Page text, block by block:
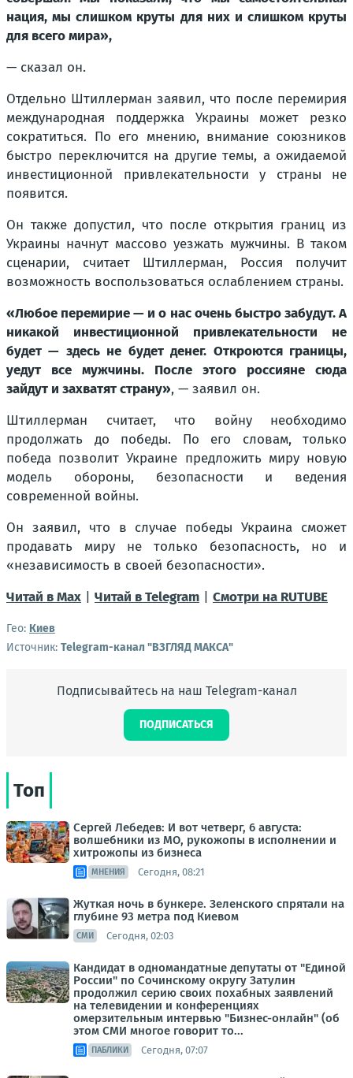
нация, мы слишком круты для них и слишком круты
для всего мира»,
— сказал он.
Отдельно Штиллерман заявил, что после перемирия
международная поддержка Украины может резко
сократиться. По его мнению, внимание союзников
быстро переключится на другие темы, а ожидаемой
инвестиционной привлекательности у страны не
появится.
Он также допустил, что после открытия границ из
Украины начнут массово уезжать мужчины. В таком
сценарии, считает Штиллерман, Россия получит
возможность воспользоваться ослаблением страны.
«Любое перемирие — и о нас очень быстро забудут. А
никакой инвестиционной привлекательности не
будет — здесь не будет денег. Откроются границы,
уедут все мужчины. После этого россияне сюда
зайдут и захватят страну», — заявил он.
Штиллерман считает, что войну необходимо
продолжать до победы. По его словам, только
победа позволит Украине предложить миру новую
модель обороны, безопасности и ведения
современной войны.
Он заявил, что в случае победы Украина сможет
продавать миру не только безопасность, но и
«независимость в своей безопасности».
Читай в Max
Читай в Telegram Смотри на RUTUBE
Гео: Киев
Источник: Telegram-канал "ВЗГЛЯД МАКСА"
Подписывайтесь на наш Telegram-канал
ПОДПИСАТЬСЯ
Топ
Сергей Лебедев: И вот четверг, 6 августа:
волшебники из МО, рукожопы в исполнении и
хитрожопы из бизнеса
МНЕНИЯ Сегодня, 08:21
Жуткая ночь в бункере. Зеленского спрятали на
глубине 93 метра под Киевом
СМИ Сегодня, 02:03
Кандидат в одномандатные депутаты от "Единой
России" по Сочинскому округу Затулин
продолжил серию своих похабных заявлений
на телевидении и конференциях
омерзительным интервью "Бизнес-онлайн" (об
этом СМИ многое говорит то...
ПАБЛИКИ Сегодня, 07:07